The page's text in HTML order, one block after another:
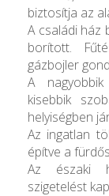
biztosítja az
A családi ház
borított.
gázbojler
A
kisebbik
helyiségben
Az ingatlan
építve a
Az északi
szigetelést